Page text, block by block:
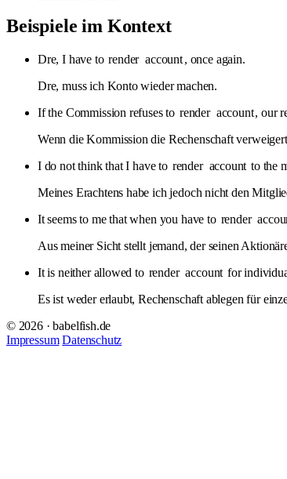
Beispiele im Kontext
Dre, I have to render account, once again.
Dre, muss ich Konto wieder machen.
If the Commission refuses to render account, our
Wenn die Kommission die Rechenschaft
I do not think that I have to render account to the
Meines Erachtens habe ich jedoch nicht den
It seems to me that when you have to render
Aus meiner Sicht stellt jemand, der seinen
It is neither allowed to render account for
Es ist weder erlaubt, Rechenschaft ablegen für
© 2026 · babelfish.de
Impressum Datenschutz